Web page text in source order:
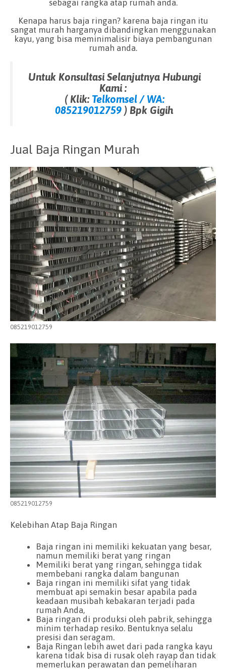
sebagai rangka atap rumah anda.
Kenapa harus baja ringan? karena baja ringan itu
sangat murah harganya dibandingkan menggunakan
kayu, yang bisa meminimalisir biaya pembangunan
rumah anda.
Untuk Konsultasi Selanjutnya Hubungi
Kami :
( Klik: Telkomsel / WA:
085219012759 ) Bpk Gigih
Jual Baja Ringan Murah
085219012759
085219012759
Kelebihan Atap Baja Ringan
Baja ringan ini memiliki kekuatan yang besar,
namun memiliki berat yang ringan
Memiliki berat yang ringan, sehingga tidak
membebani rangka dalam bangunan
Baja ringan ini memiliki sifat yang tidak
membuat api semakin besar apabila pada
keadaan musibah kebakaran terjadi pada
rumah Anda,
Baja ringan di produksi oleh pabrik, sehingga
minim terhadap resiko. Bentuknya selalu
presisi dan seragam.
Baja Ringan lebih awet dari pada rangka kayu
karena tidak bisa di rusak oleh rayap dan tidak
memerlukan perawatan dan pemeliharan